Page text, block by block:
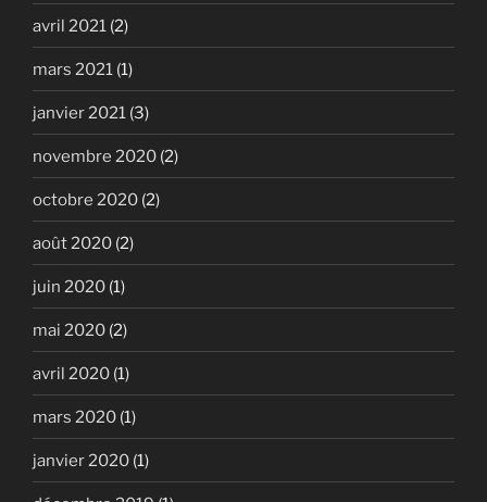
avril 2021 (2)
mars 2021 (1)
janvier 2021 (3)
novembre 2020 (2)
octobre 2020 (2)
août 2020 (2)
juin 2020 (1)
mai 2020 (2)
avril 2020 (1)
mars 2020 (1)
janvier 2020 (1)